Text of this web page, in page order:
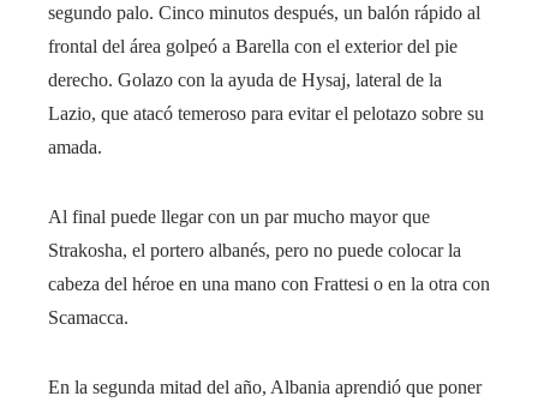
segundo palo. Cinco minutos después, un balón rápido al
frontal del área golpeó a Barella con el exterior del pie
derecho. Golazo con la ayuda de Hysaj, lateral de la
Lazio, que atacó temeroso para evitar el pelotazo sobre su
amada.
Al final puede llegar con un par mucho mayor que
Strakosha, el portero albanés, pero no puede colocar la
cabeza del héroe en una mano con Frattesi o en la otra con
Scamacca.
En la segunda mitad del año, Albania aprendió que poner